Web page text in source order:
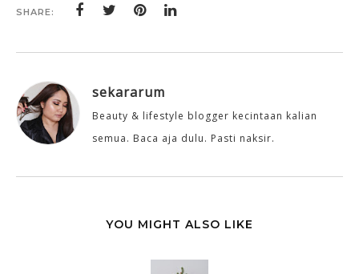
SHARE:
sekararum
Beauty & lifestyle blogger kecintaan kalian
semua. Baca aja dulu. Pasti naksir.
YOU MIGHT ALSO LIKE